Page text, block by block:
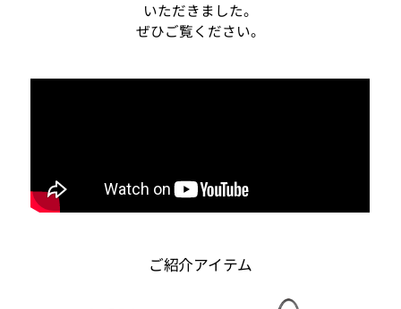
いただきました。
ぜひご覧ください。
ご紹介アイテム